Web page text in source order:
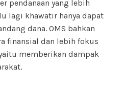
pendanaan yang lebih
lagi khawatir hanya dapat
dana. OMS bahkan
finansial dan lebih fokus
memberikan dampak